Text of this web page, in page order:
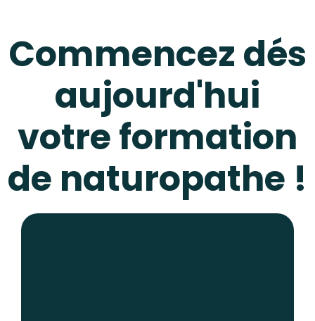
Commencez dés
aujourd'hui
votre formation
de naturopathe !